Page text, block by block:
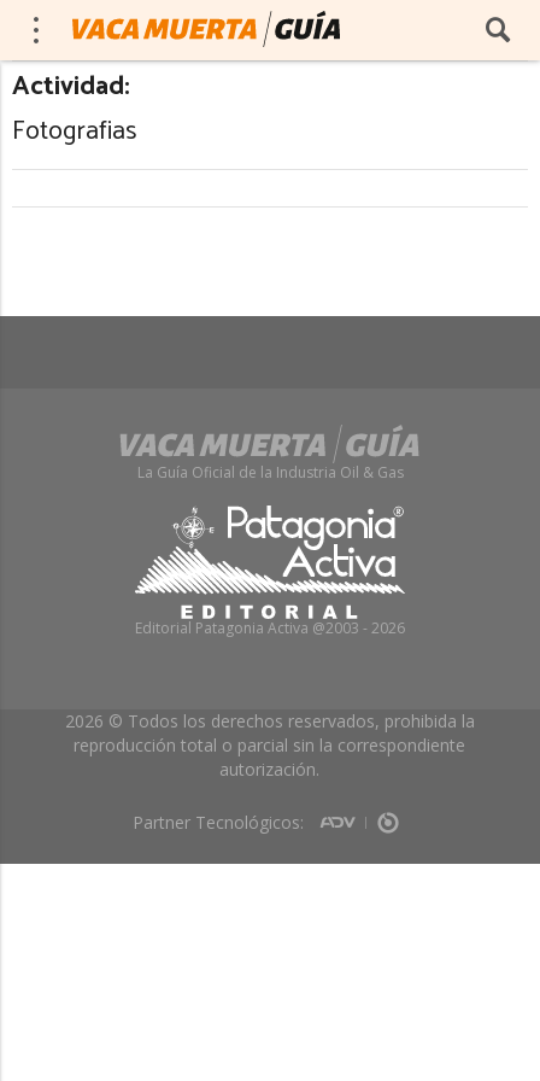
Actividad:
Fotografias
La Guía Oficial de la Industria Oil & Gas
Editorial Patagonia Activa @2003 - 2026
2026 © Todos los derechos reservados, prohibida la
reproducción total o parcial sin la correspondiente
autorización.
Partner Tecnológicos: